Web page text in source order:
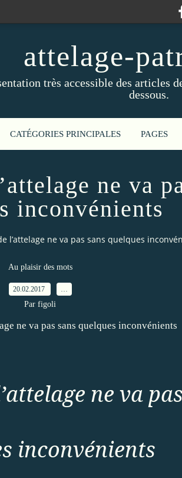
attelage-
très accessible des articles
dessous.
CATÉGORIES PRINCIPALES PAGES
ne va
inconvénients
l’attelage ne va pas sans quelques
Au plaisir des mots
20.02.2017
Par figoli
ne va
inconvénients